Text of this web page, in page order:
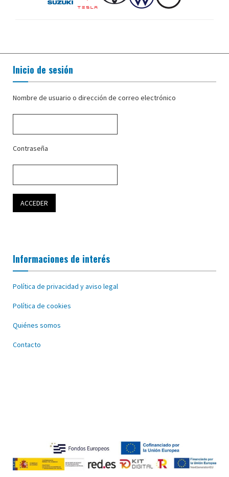
Inicio de sesión
Nombre de usuario o dirección de correo electrónico
Contraseña
Informaciones de interés
Política de privacidad y aviso legal
Política de cookies
Quiénes somos
Contacto